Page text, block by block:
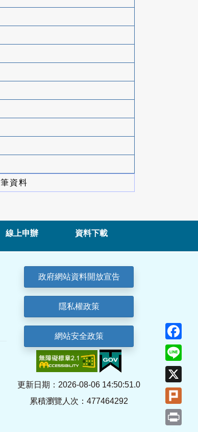
筆資料
線上申辦 資料下載
政府網站資料開放宣告
隱私權政策
網站安全政策
更新日期：2026-08-06 14:50:51.0
累積瀏覽人次：477464292